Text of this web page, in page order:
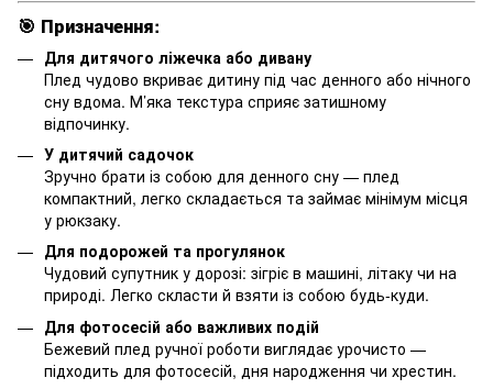
🎯 Призначення:
Для дитячого ліжечка або дивану
Плед чудово вкриває дитину під час денного або нічного
сну вдома. М’яка текстура сприяє затишному
відпочинку.
У дитячий садочок
Зручно брати із собою для денного сну — плед
компактний, легко складається та займає мінімум місця
у рюкзаку.
Для подорожей та прогулянок
Чудовий супутник у дорозі: зігріє в машині, літаку чи на
природі. Легко скласти й взяти із собою будь-куди.
Для фотосесій або важливих подій
Бежевий плед ручної роботи виглядає урочисто —
підходить для фотосесій, дня народження чи хрестин.